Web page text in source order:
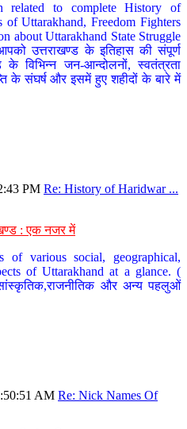
related to complete History of
of Uttarakhand, Freedom Fighters
about Uttarakhand State Struggle
उत्तराखण्ड के इतिहास की संपूर्ण
के विभिन्न जन-आन्दोलनों, स्वतंत्रता
के संघर्ष और इसमें हुए शहीदों के बारे में
PM Re: History of Haridwar ...
: एक नजर में
various social, geographical,
of Uttarakhand at a glance. (
और अन्य पहलुओं
AM Re: Nick Names Of